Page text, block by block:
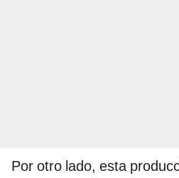
Por otro lado, esta